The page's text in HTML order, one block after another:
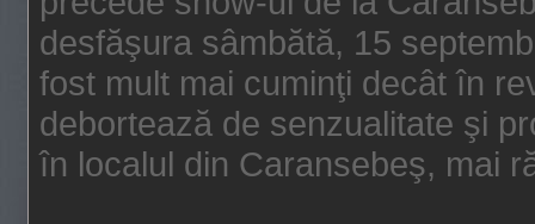
desfăşura sâmbătă, 15
fost mult mai cuminţi decât în
debortează de senzualitate şi
în localul din Caransebeş, mai